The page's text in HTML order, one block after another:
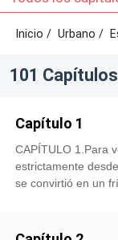
Inicio / Urbano/
101 Capítulos
Capítulo 1
CAPÍTULO 1.Para
estrictamente
se convirtió en un
piel, cada
inspecciona en el